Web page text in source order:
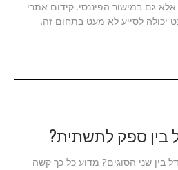
גם במישור הפיננסי. קידום אתרי
יכולה לסייע לא מעט בתחום זה.
בין ספק לתשתית?
שני הסוגים? מדוע כל כך קשה